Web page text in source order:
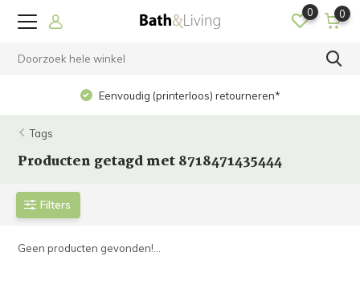
0 0
Eenvoudig (printerloos) retourneren*
Tags
Producten getagd met 8718471435444
Filters
Geen producten gevonden!...